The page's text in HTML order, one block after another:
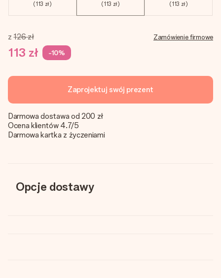
(113 zł) (113 zł) (113 zł)
z 126 zł
113 zł -10%
Zamówienie firmowe
Zaprojektuj swój prezent
Darmowa dostawa od 200 zł
Ocena klientów 4.7/5
Darmowa kartka z życzeniami
Opcje dostawy